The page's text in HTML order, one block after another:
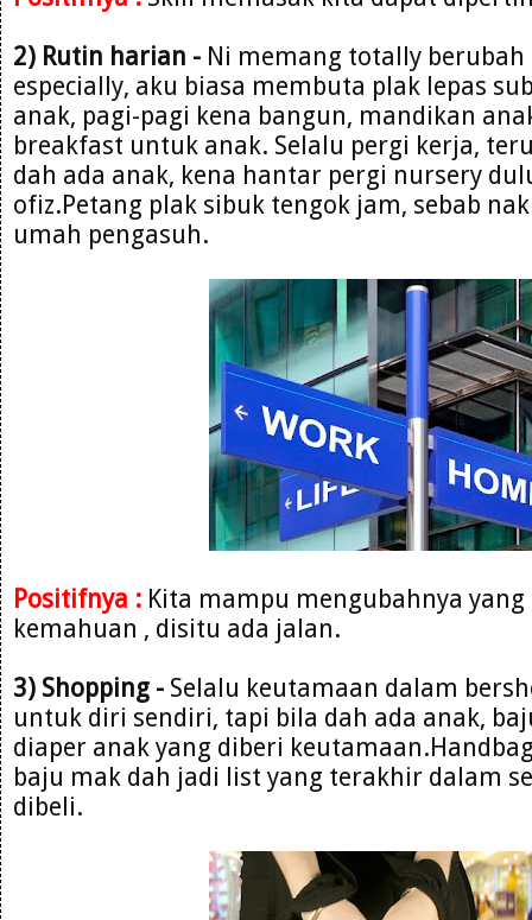
2) Rutin harian - Ni memang totally berubah
especially, aku biasa membuta plak lepas
anak, pagi-pagi kena bangun, mandikan
breakfast untuk anak. Selalu pergi kerja,
dah ada anak, kena hantar pergi nursery
ofiz.Petang plak sibuk tengok jam, sebab
umah pengasuh.
Positifnya : Kita mampu mengubahnya
kemahuan , disitu ada jalan.
3) Shopping - Selalu keutamaan dalam
untuk diri sendiri, tapi bila dah ada anak,
diaper anak yang diberi
baju mak dah jadi list yang terakhir dalam
dibeli.